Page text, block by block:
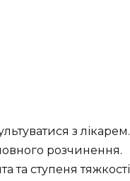
з лікарем.
розчинення.
та ступеня тяжкості